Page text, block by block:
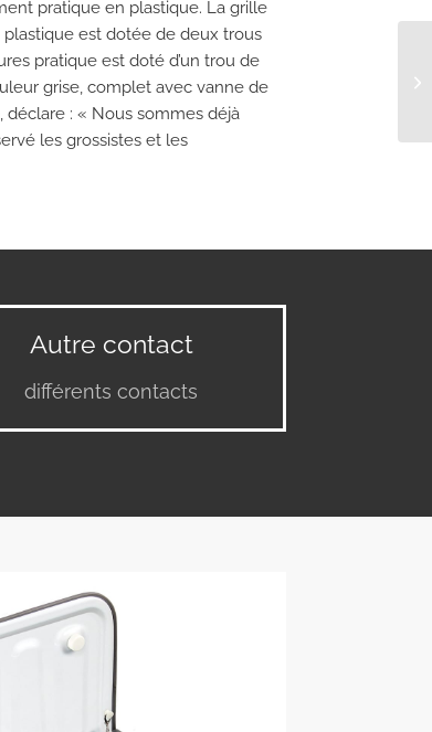
pratique en plastique. La grille
est dotée de deux trous
pratique est doté d’un trou de
grise, complet avec vanne de
: « Nous sommes déjà
les grossistes et les
Autre contact
différents contacts